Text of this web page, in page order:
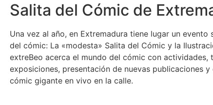
Salita del Cómic de
Una vez al año, en Extremadura tiene lugar un evento
del cómic: La «modesta» Salita del Cómic y la
extreBeo acerca el mundo del cómic con actividades,
exposiciones, presentación de nuevas publicaciones y
cómic gigante en vivo en la calle.